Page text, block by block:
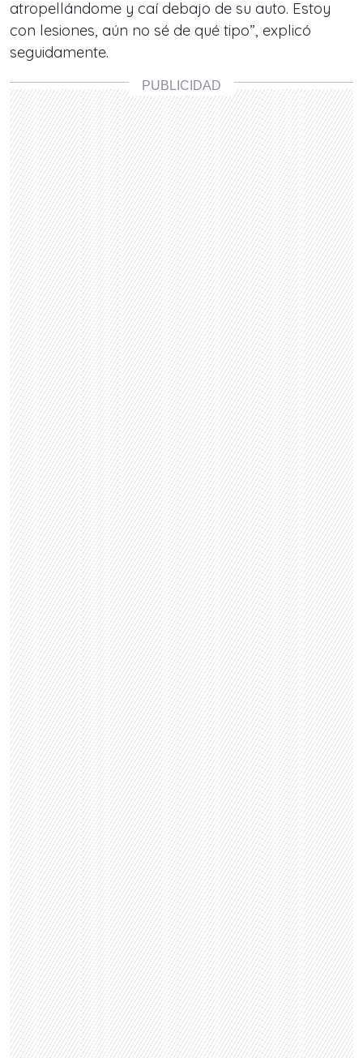
atropellándome y caí debajo de su auto. Estoy
con lesiones, aún no sé de qué tipo”, explicó
seguidamente.